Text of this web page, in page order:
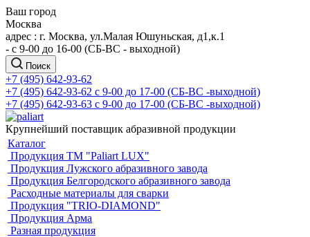
Ваш город
Москва
адрес : г. Москва, ул.Малая Юшуньская, д1,к.1
- c 9-00 до 16-00 (СБ-ВС - выходной)
Поиск
+7 (495) 642-93-62
+7 (495) 642-93-62 c 9-00 до 17-00 (СБ-ВС -выходной)
+7 (495) 642-93-63 c 9-00 до 17-00 (СБ-ВС -выходной)
Крупнейший поставщик абразивной продукции
Каталог
Продукция ТМ "Paliart LUX"
Продукция Лужского абразивного завода
Продукция Белгородского абразивного завода
Расходные материалы для сварки
Продукция "TRIO-DIAMOND"
Продукция Арма
Разная продукция